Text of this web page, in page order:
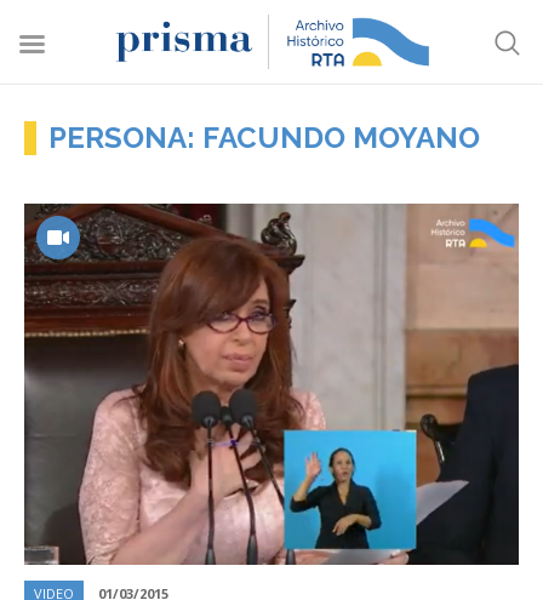
PERSONA: FACUNDO MOYANO
VIDEO 01/03/2015